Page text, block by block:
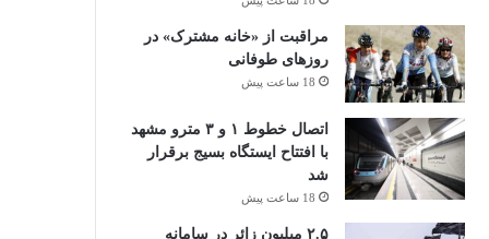
مراقبت از «خانه مشترک» در
روزهای طوفانی
18 ساعت پیش
اتصال خطوط ۱ و ۳ مترو مشهد
با افتتاح ایستگاه بسیج برقرار
شد
18 ساعت پیش
۲.۵ میلیون زائر در سامانه